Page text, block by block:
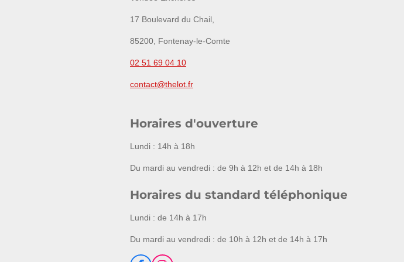
17 Boulevard du Chail,
85200, Fontenay-le-Comte
02 51 69 04 10
contact@thelot.fr
Horaires d'ouverture
Lundi : 14h à 18h
Du mardi au vendredi : de 9h à 12h et de 14h à 18h
Horaires du standard téléphonique
Lundi : de 14h à 17h
Du mardi au vendredi : de 10h à 12h et de 14h à 17h